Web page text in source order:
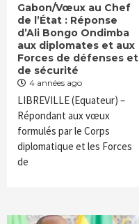
Gabon/Vœux au Chef
de l’État : Réponse
d’Ali Bongo Ondimba
aux diplomates et aux
Forces de défenses et
de sécurité
4 années ago
LIBREVILLE (Equateur) –
Répondant aux vœux
formulés par le Corps
diplomatique et les Forces
de